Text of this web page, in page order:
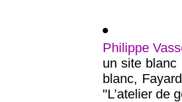
Philippe
un site blanc
blanc,
"L’atelier de